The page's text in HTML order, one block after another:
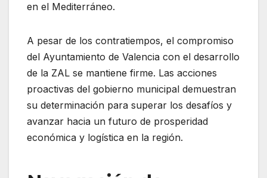
en el Mediterráneo.
A pesar de los contratiempos, el compromiso
del Ayuntamiento de Valencia con el desarrollo
de la ZAL se mantiene firme. Las acciones
proactivas del gobierno municipal demuestran
su determinación para superar los desafíos y
avanzar hacia un futuro de prosperidad
económica y logística en la región.